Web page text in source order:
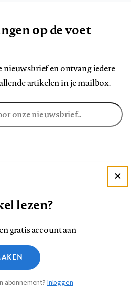
op de voet
en ontvang iedere
artikelen in je mailbox.
ons
op
YouTube
ons
Privacy
vragen verdienen
antwoorden
lezen?
gratis account aan
abonnement?Inloggen